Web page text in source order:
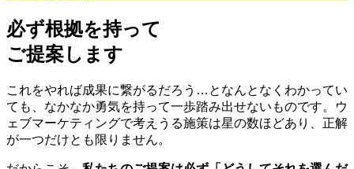
必ず根拠を持って
ご提案します
これをやれば成果に繋がるだろう…となんとなくわかってい
ても、なかなか勇気を持って一歩踏み出せないものです。ウ
ェブマーケティングで考えうる施策は星の数ほどあり、正解
が一つだけとも限りません。